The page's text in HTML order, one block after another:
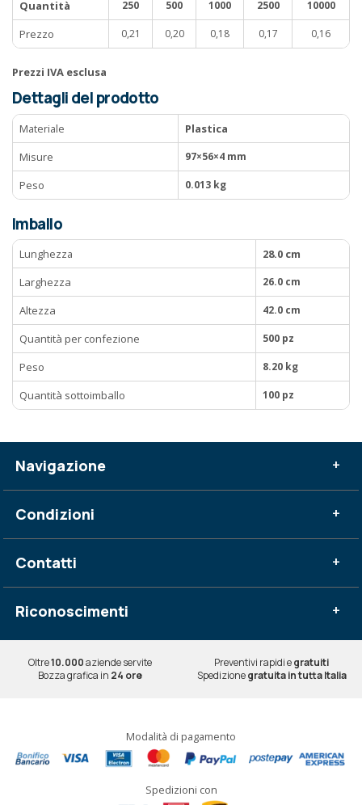
Quantità
250 500 1000 2500 10000
Prezzo 0,21 0,20 0,18 0,17 0,16
Prezzi IVA esclusa
Dettagli del prodotto
Materiale
Plastica
Misure
97×56×4 mm
Peso 0.013 kg
Imballo
Lunghezza
28.0 cm
Larghezza
26.0 cm
Altezza 42.0 cm
Quantità per confezione 500 pz
Peso 8.20 kg
Quantità sottoimballo 100 pz
Navigazione +
Condizioni +
Contatti +
Riconoscimenti +
Oltre10.000aziende servite Preventivi rapidi egratuiti
Bozza grafica in 24 ore Spedizionegratuita in tutta Italia
Modalità di pagamento
Spedizioni con